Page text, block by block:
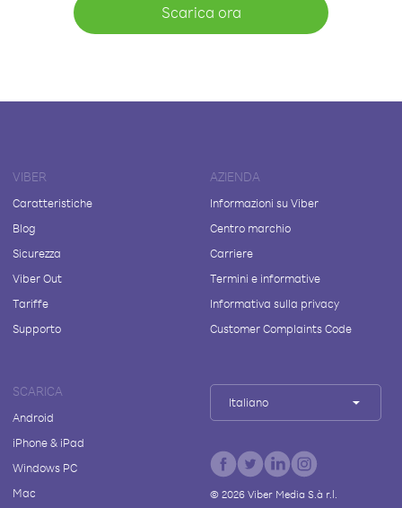
Scarica ora
VIBER
Caratteristiche
Blog
Sicurezza
Viber Out
Tariffe
Supporto
AZIENDA
Informazioni su Viber
Centro marchio
Carriere
Termini e informative
Informativa sulla privacy
Customer Complaints Code
SCARICA
Android
iPhone & iPad
Windows PC
Mac
Italiano
© 2026Viber Media S.à r.l.